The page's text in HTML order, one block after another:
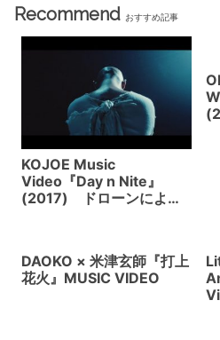
Recommend おすすめ記事
KOJOE Music
Video『Day n Nite』
(2017) ドローンによる
DAOKO × 米津玄師『打上
花火』MUSIC VIDEO